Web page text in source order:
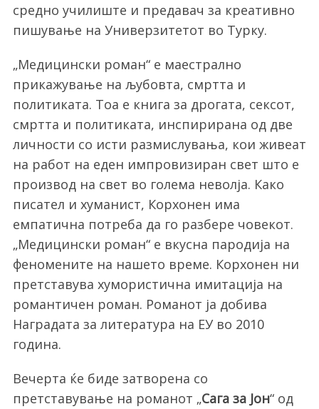
средно училиште и предавач за креативно
пишување на Универзитетот во Турку.
„Медицински роман“ е маестрално
прикажување на љубовта, смртта и
политиката. Тоа е книга за дрогата, сексот,
смртта и политиката, инспирирана од две
личности со исти размислувања, кои живеат
на работ на еден импровизиран свет што е
производ на свет во голема неволја. Како
писател и хуманист, Корхонен има
емпатична потреба да го разбере човекот.
„Медицински роман“ е вкусна пародија на
феномените на нашето време. Корхонен ни
претставува хумористична имитација на
романтичен роман. Романот ја добива
Наградата за литература на ЕУ во 2010
година.
Вечерта ќе биде затворена со
претставување на романот „Сага за Јон“ од